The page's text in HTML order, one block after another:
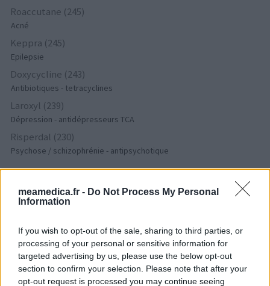
meamedica.fr - Do Not Process My Personal
Information
If you wish to opt-out of the sale, sharing to third parties, or
processing of your personal or sensitive information for
targeted advertising by us, please use the below opt-out
section to confirm your selection. Please note that after your
opt-out request is processed you may continue seeing
Roaccutane (245)
Acné
Keppra (245)
Epilepsie
Doxycycline (243)
Antibiotiques - tetracyclines
Laroxyl (239)
Dépression - antidépresseurs TCA
Risperdal (230)
Psychose / schizophrénie - antipsychotique
Les évaluations de cette page sont écrites par les utilisateurs
eux-mêmes ; ces avis sont d’abord lus, et éventuellement
l’évaluation d’un médicament, avant d’être approuvés. Pour
partager des évaluations, il n’est pas nécessaire de posséder
des connaissances médicales. De cette façon, les évaluations
reflètent seulement une image fidèle des expériences propres
aux utilisateurs et pas celle du propriétaire de ce site web.